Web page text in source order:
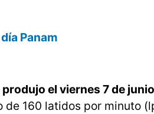
Panam
el viernes 7 de
160 latidos por minuto